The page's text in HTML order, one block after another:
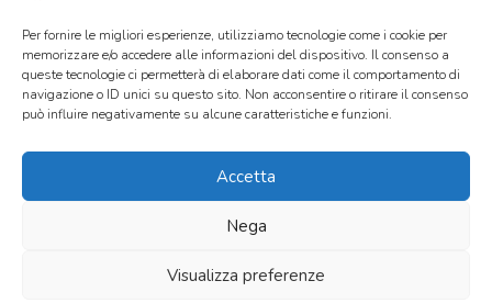
Per fornire le migliori esperienze, utilizziamo tecnologie come i cookie per
memorizzare e/o accedere alle informazioni del dispositivo. Il consenso a
queste tecnologie ci permetterà di elaborare dati come il comportamento di
navigazione o ID unici su questo sito. Non acconsentire o ritirare il consenso
può influire negativamente su alcune caratteristiche e funzioni.
Accetta
Nega
Visualizza preferenze
La Fabbrica del Cuore STP Società Cooperativa Sociale Tra
Sede legale: Via Pietro Gasparri 127 - 00168 Roma
telefono +39 331 1627627
INFORMATIVA SULLA PRIVACY|COOKIE POLICY